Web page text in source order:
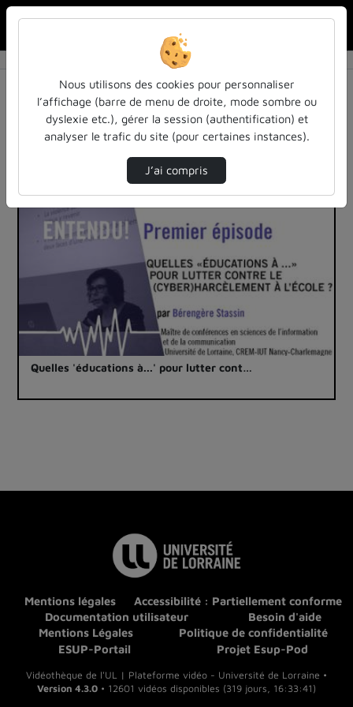
1 vidéo trouvée
Audio Vidéo Statistiques de vues
Direction de tri
01:08:49
Quelles 'éducations à...' pour lutter cont…
Mentions légales
Accessibilité : Partiellement conforme
Documentation utilisateur
Besoin d'aide
Mentions Légales
Politique de confidentialité
ESUP-Portail
Projet Esup-Pod
Vidéothèque de l'UL | Plateforme vidéo - Université de Lorraine •
Version 4.3.0 • 12601 vidéos disponibles (319 jours, 16:33:41)
Nous utilisons des cookies pour personnaliser
l’affichage (barre de menu de droite, mode sombre ou
dyslexie etc.), gérer la session (authentification) et
analyser le trafic du site (pour certaines instances).
J’ai compris